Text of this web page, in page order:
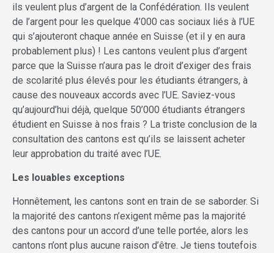
ils veulent plus d’argent de la Confédération. Ils veulent
de l’argent pour les quelque 4’000 cas sociaux liés à l’UE
qui s’ajouteront chaque année en Suisse (et il y en aura
probablement plus) ! Les cantons veulent plus d’argent
parce que la Suisse n’aura pas le droit d’exiger des frais
de scolarité plus élevés pour les étudiants étrangers, à
cause des nouveaux accords avec l’UE. Saviez-vous
qu’aujourd’hui déjà, quelque 50’000 étudiants étrangers
étudient en Suisse à nos frais ? La triste conclusion de la
consultation des cantons est qu’ils se laissent acheter
leur approbation du traité avec l’UE.
Les louables exceptions
Honnêtement, les cantons sont en train de se saborder. Si
la majorité des cantons n’exigent même pas la majorité
des cantons pour un accord d’une telle portée, alors les
cantons n’ont plus aucune raison d’être. Je tiens toutefois